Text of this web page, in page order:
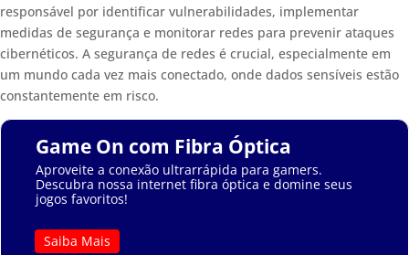
responsável por identificar vulnerabilidades, implementar
medidas de segurança e monitorar redes para prevenir ataques
cibernéticos. A segurança de redes é crucial, especialmente em
um mundo cada vez mais conectado, onde dados sensíveis estão
constantemente em risco.
Game On com Fibra Óptica
Aproveite a conexão ultrarrápida para gamers.
Descubra nossa internet fibra óptica e domine seus
jogos favoritos!
Saiba Mais